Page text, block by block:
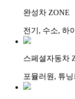
완성차 ZONE
전기, 수소, 하
스페셜자동차
포뮬러원, 튜